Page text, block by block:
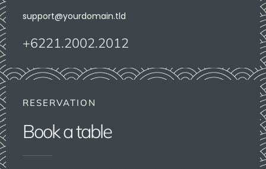
support@yourdomain.tld
+6221.2002.2012
RESERVATION
Book a table